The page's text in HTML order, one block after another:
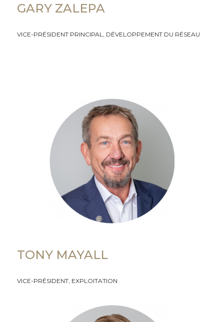
GARY ZALEPA
VICE-PRÉSIDENT PRINCIPAL, DÉVELOPPEMENT DU RÉSEAU
TONY MAYALL
VICE-PRÉSIDENT, EXPLOITATION